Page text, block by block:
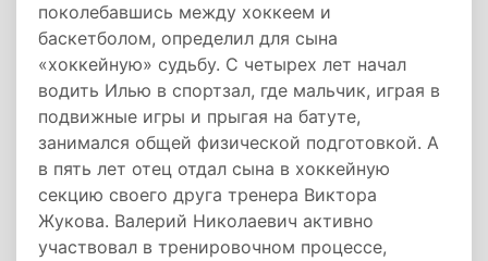
поколебавшись между хоккеем и
баскетболом, определил для сына
«хоккейную» судьбу. С четырех лет начал
водить Илью в спортзал, где мальчик, играя в
подвижные игры и прыгая на батуте,
занимался общей физической подготовкой. А
в пять лет отец отдал сына в хоккейную
секцию своего друга тренера Виктора
Жукова. Валерий Николаевич активно
участвовал в тренировочном процессе,